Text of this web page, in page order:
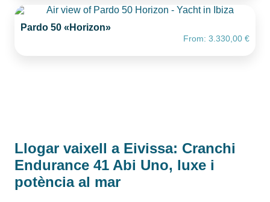
Pardo 50 «Horizon»
From: 3.330,00 €
Llogar vaixell a Eivissa: Cranchi
Endurance 41 Abi Uno, luxe i
potència al mar